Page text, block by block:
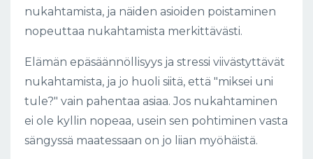
nukahtamista, ja näiden asioiden poistaminen
nopeuttaa nukahtamista merkittävästi.
Elämän epäsäännöllisyys ja stressi viivästyttävät
nukahtamista, ja jo huoli siitä, että "miksei uni
tule?" vain pahentaa asiaa. Jos nukahtaminen
ei ole kyllin nopeaa, usein sen pohtiminen vasta
sängyssä maatessaan on jo liian myöhäistä.